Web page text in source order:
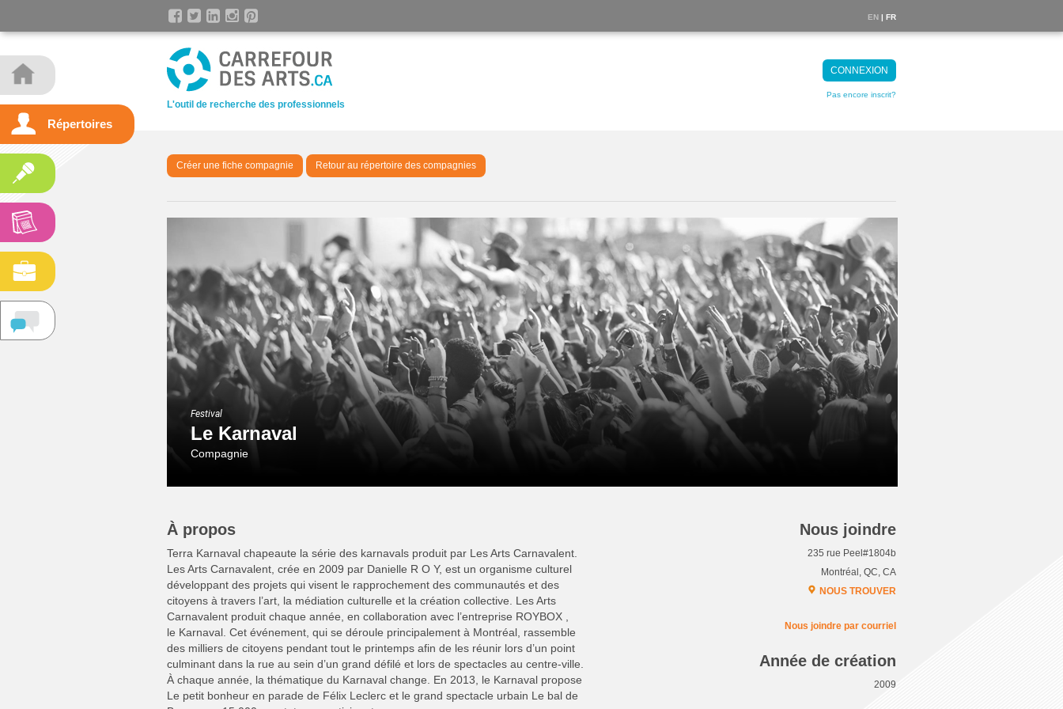
Répertoires
EN | FR
L'outil de recherche des professionnels
CONNEXION
Pas encore inscrit?
Créer une fiche compagnie Retour au répertoire des compagnies
Festival
Le Karnaval
Compagnie
À propos
Terra Karnaval chapeaute la série des karnavals produit par Les Arts Carnavalent.
Les Arts Carnavalent, crée en 2009 par Danielle R O Y, est un organisme culturel
développant des projets qui visent le rapprochement des communautés et des
citoyens à travers l’art, la médiation culturelle et la création collective. Les Arts
Carnavalent produit chaque année, en collaboration avec l’entreprise ROYBOX ,
le Karnaval. Cet événement, qui se déroule principalement à Montréal, rassemble
des milliers de citoyens pendant tout le printemps afin de les réunir lors d’un point
culminant dans la rue au sein d’un grand défilé et lors de spectacles au centre-ville.
À chaque année, la thématique du Karnaval change. En 2013, le Karnaval propose
Le petit bonheur en parade de Félix Leclerc et le grand spectacle urbain Le bal de
Nous joindre
235 rue Peel#1804b
Montréal, QC, CA
NOUS TROUVER
Nous joindre par courriel
Année de création
2009